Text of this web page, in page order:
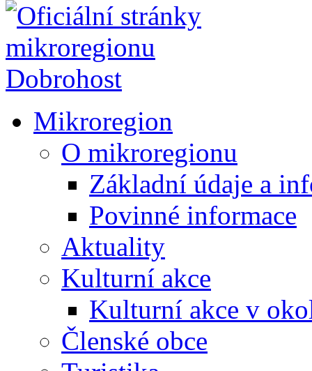
Mikroregion
O mikroregionu
Základní údaje a
Povinné informace
Aktuality
Kulturní akce
Kulturní akce v
Členské obce